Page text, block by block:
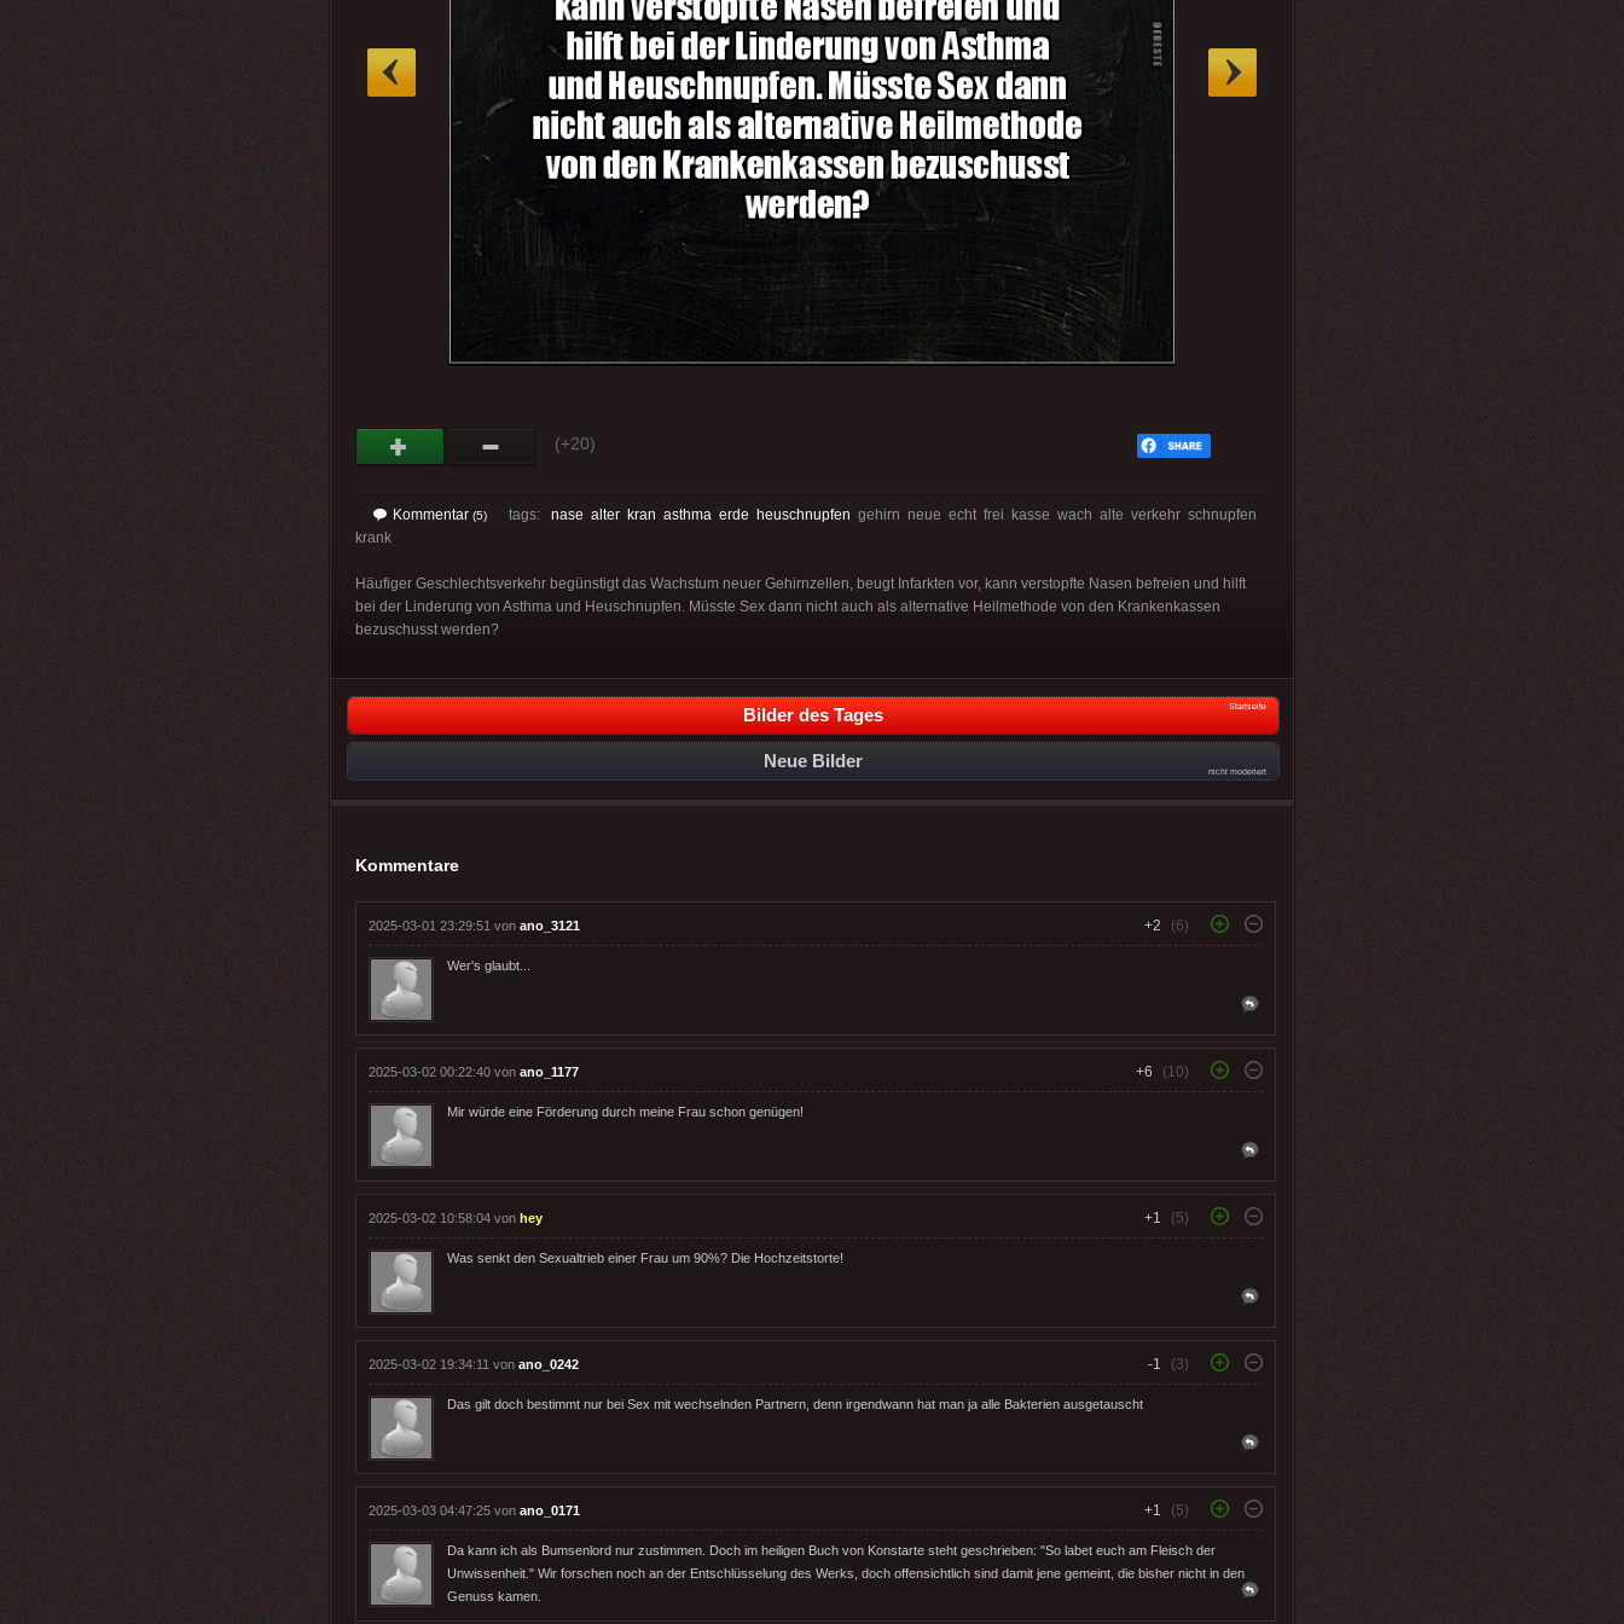
(+20)
Kommentar (5) tags: nase alter kran asthma erde heuschnupfen gehirn neue echt frei kasse wach alte verkehr schnupfen
krank
Häufiger Geschlechtsverkehr begünstigt das Wachstum neuer Gehirnzellen, beugt Infarkten vor, kann verstopfte Nasen befreien und hilft
bei der Linderung von Asthma und Heuschnupfen. Müsste Sex dann nicht auch als alternative Heilmethode von den Krankenkassen
bezuschusst werden?
Bilder des Tages Startseite
Neue Bilder
nicht moderiert
Kommentare
2025-03-01 23:29:51 von ano_3121 +2 (6)
Wer's glaubt...
2025-03-02 00:22:40 von ano_1177 +6 (10)
Mir würde eine Förderung durch meine Frau schon genügen!
2025-03-02 10:58:04 von hey +1 (5)
Was senkt den Sexualtrieb einer Frau um 90%? Die Hochzeitstorte!
2025-03-02 19:34:11 von ano_0242 -1 (3)
Das gilt doch bestimmt nur bei Sex mit wechselnden Partnern, denn irgendwann hat man ja alle Bakterien ausgetauscht
2025-03-03 04:47:25 von ano_0171 +1 (5)
Da kann ich als Bumsenlord nur zustimmen. Doch im heiligen Buch von Konstarte steht geschrieben: "So labet euch am Fleisch der
Unwissenheit." Wir forschen noch an der Entschlüsselung des Werks, doch offensichtlich sind damit jene gemeint, die bisher nicht in den
Genuss kamen.